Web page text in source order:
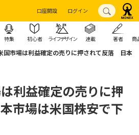
口座開設 ログイン
特集 初心者 ライフデザイン 連載 著者 商
国市場は利益確定の売りに押されて反落 日本
は利益確定の売りに押
市場は米国株安で下